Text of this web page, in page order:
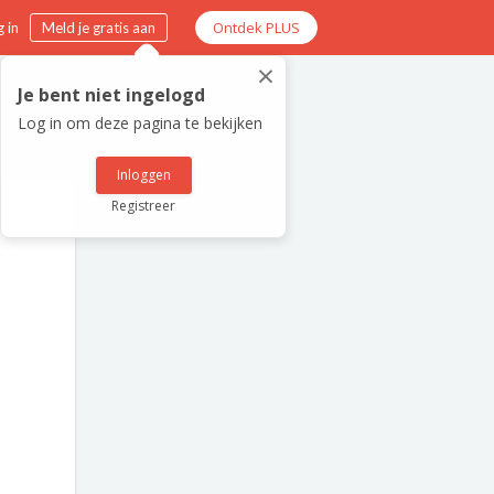
in Meld je gratis aan Ontdek PLUS
×
Je bent niet ingelogd
Log in om deze pagina te bekijken
Inloggen
Registreer